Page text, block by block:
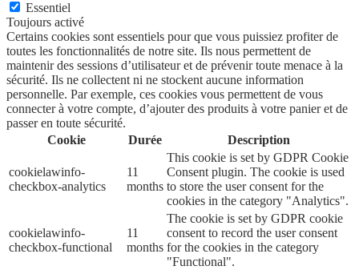
Essentiel
Toujours activé
Certains cookies sont essentiels pour que vous puissiez profiter de
toutes les fonctionnalités de notre site. Ils nous permettent de
maintenir des sessions d’utilisateur et de prévenir toute menace à la
sécurité. Ils ne collectent ni ne stockent aucune information
personnelle. Par exemple, ces cookies vous permettent de vous
connecter à votre compte, d’ajouter des produits à votre panier et de
passer en toute sécurité.
Cookie
Durée Description
cookielawinfo-
checkbox-analytics
11
months
This cookie is set by GDPR Cookie
Consent plugin. The cookie is used
to store the user consent for the
cookies in the category "Analytics".
cookielawinfo-
checkbox-functional
11
months
The cookie is set by GDPR cookie
consent to record the user consent
for the cookies in the category
"Functional".